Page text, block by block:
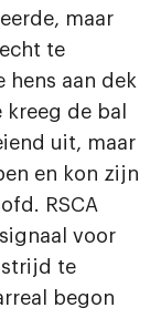
maar
te
hens aan dek
de bal
uit, maar
en kon zijn
RSCA
voor
te
begon